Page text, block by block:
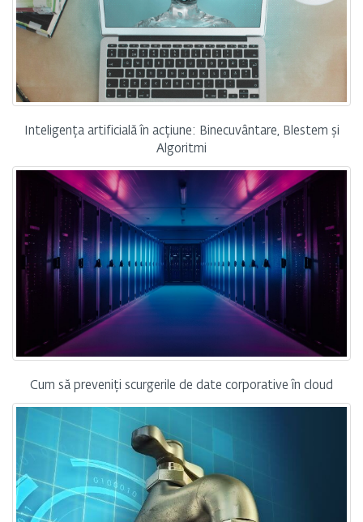
Inteligența artificială în acțiune: Binecuvântare, Blestem și
Algoritmi
Cum să preveniți scurgerile de date corporative în cloud